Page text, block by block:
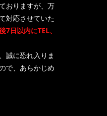
おりますが、万
対応させていた
7日以内にTEL、
誠に恐れ入りま
で、あらかじめ